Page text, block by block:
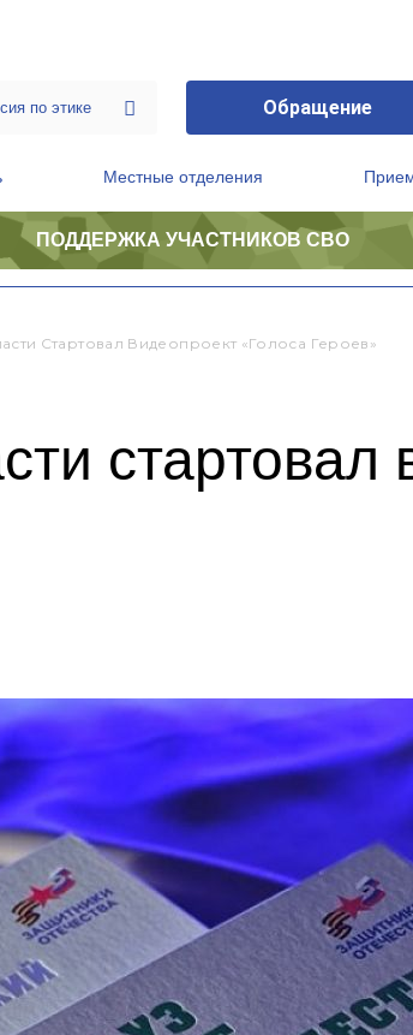
Обращение
Местные отделения
ПОДДЕРЖКА УЧАСТНИКОВ СВО
Стартовал Видеопроект «Голоса Героев»
стартовал